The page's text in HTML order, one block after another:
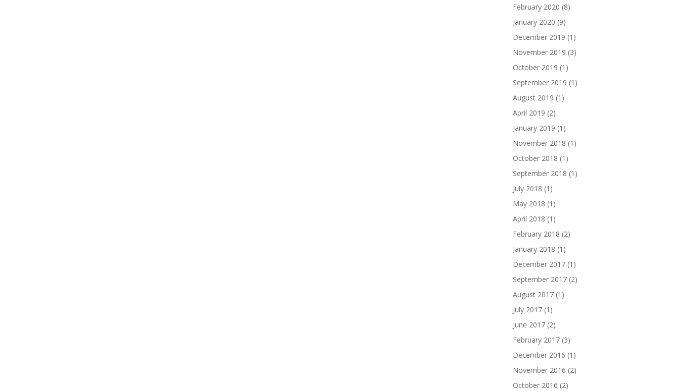
February 2020 (8)
January 2020 (9)
December 2019 (1)
November 2019 (3)
October 2019 (1)
September 2019 (1)
August 2019 (1)
April 2019 (2)
January 2019 (1)
November 2018 (1)
October 2018 (1)
September 2018 (1)
July 2018 (1)
May 2018 (1)
April 2018 (1)
February 2018 (2)
January 2018 (1)
December 2017 (1)
September 2017 (2)
August 2017 (1)
July 2017 (1)
June 2017 (2)
February 2017 (3)
December 2016 (1)
November 2016 (2)
October 2016 (2)